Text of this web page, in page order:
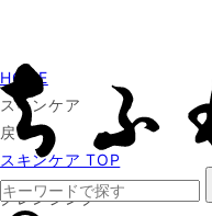
HOME
スキンケア
戻る
スキンケア TOP
クレンジング